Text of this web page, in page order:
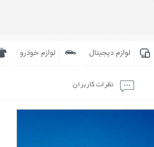
لوازم دیجیتال لوازم خودرو
نظرات کاربران